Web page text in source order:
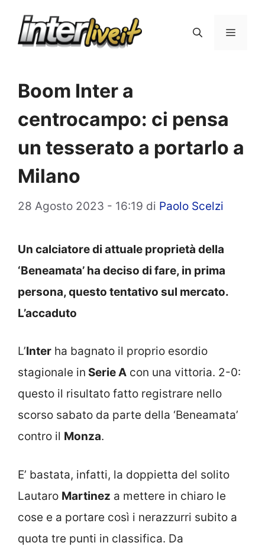
Menu
Boom Inter a
centrocampo: ci pensa
un tesserato a portarlo a
Milano
28 Agosto 2023 - 16:19 di Paolo Scelzi
Un calciatore di attuale proprietà della
‘Beneamata’ ha deciso di fare, in prima
persona, questo tentativo sul mercato.
L’accaduto
L’Inter ha bagnato il proprio esordio
stagionale in Serie A con una vittoria. 2-0:
questo il risultato fatto registrare nello
scorso sabato da parte della ‘Beneamata’
contro il Monza.
E’ bastata, infatti, la doppietta del solito
Lautaro Martinez a mettere in chiaro le
cose e a portare così i nerazzurri subito a
quota tre punti in classifica. Da